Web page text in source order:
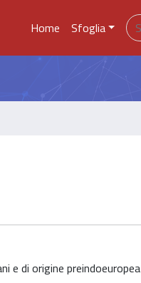
Home Sfoglia
e di origine preindoeuropea